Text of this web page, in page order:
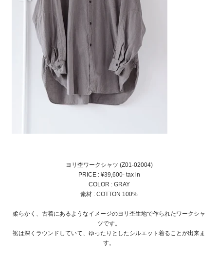
ヨリ杢ワークシャツ (Z01-02004)
PRICE : ¥39,600- tax in
COLOR : GRAY
素材 : COTTON 100%
柔らかく、古着にあるようなイメージのヨリ杢生地で作られたワークシャ
ツです。
裾は深くラウンドしていて、ゆったりとしたシルエット着ることが出来ま
す。